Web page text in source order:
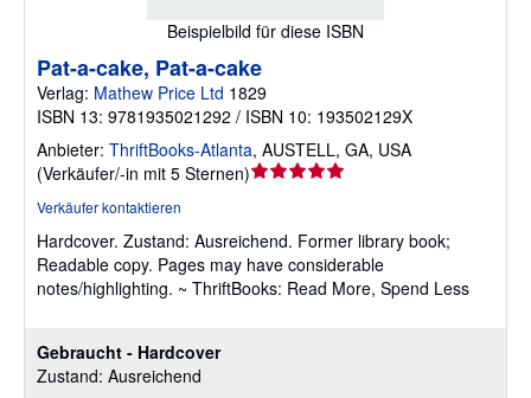
Beispielbild für diese ISBN
Gebraucht - Hardcover
Zustand: Ausreichend
Pat-a-cake, Pat-a-cake
Verlag: Mathew Price Ltd 1829
ISBN 13: 9781935021292 / ISBN 10: 193502129X
Anbieter: ThriftBooks-Atlanta, AUSTELL, GA, USA
(Verkäufer/-in mit 5 Sternen)Verkäuferbewertung
5
Sternen
Verkäufer kontaktieren
Hardcover. Zustand: Ausreichend. Former library book;
Readable copy. Pages may have considerable
notes/highlighting. ~ ThriftBooks: Read More, Spend Less